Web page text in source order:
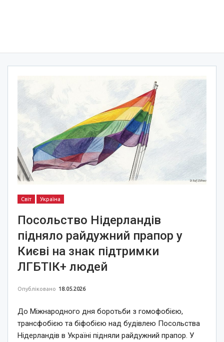
Світ Україна
Посольство Нідерландів
підняло райдужний прапор у
Києві на знак підтримки
ЛГБТІК+ людей
Опубліковано 18.05.2026
До Міжнародного дня боротьби з гомофобією,
трансфобією та біфобією над будівлею Посольства
Нідерландів в Україні підняли райдужний прапор. У